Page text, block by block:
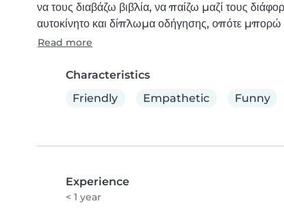
να τους διαβάζω βιβλία, να παίζω μαζί τους
αυτοκίνητο και δίπλωμα οδήγησης, οπότε μπορώ
Read more
Characteristics
Friendly
Empathetic Funny
Experience
< 1 year